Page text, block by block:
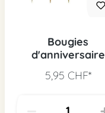
Bougies
d'anniversaire
5,95 CHF*